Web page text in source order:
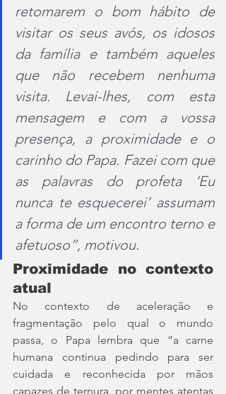
retomarem o bom hábito de
visitar os seus avós, os idosos
da família e também aqueles
que não recebem nenhuma
visita. Levai-lhes, com esta
mensagem e com a vossa
presença, a proximidade e o
carinho do Papa. Fazei com que
as palavras do profeta ‘Eu
nunca te esquecerei’ assumam
a forma de um encontro terno e
afetuoso”, motivou.
Proximidade no contexto
atual
No contexto de aceleração e
fragmentação pelo qual o mundo
passa, o Papa lembra que “a carne
humana continua pedindo para ser
cuidada e reconhecida por mãos
capazes de ternura, por mentes atentas